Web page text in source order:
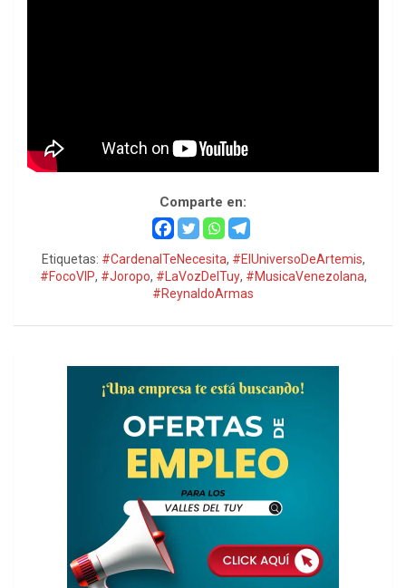
Comparte en:
Etiquetas: #CardenalTeNecesita, #ElUniversoDeArtemis,
#FocoVIP, #Joropo, #LaVozDelTuy, #MusicaVenezolana,
#ReynaldoArmas